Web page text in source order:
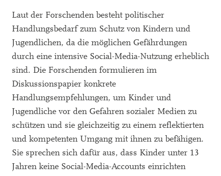
Laut der Forschenden besteht politischer
Handlungsbedarf zum Schutz von Kindern und
Jugendlichen, da die möglichen Gefährdungen
durch eine intensive Social-Media-Nutzung erheblich
sind. Die Forschenden formulieren im
Diskussionspapier konkrete
Handlungsempfehlungen, um Kinder und
Jugendliche vor den Gefahren sozialer Medien zu
schützen und sie gleichzeitig zu einem reflektierten
und kompetenten Umgang mit ihnen zu befähigen.
Sie sprechen sich dafür aus, dass Kinder unter 13
Jahren keine Social-Media-Accounts einrichten